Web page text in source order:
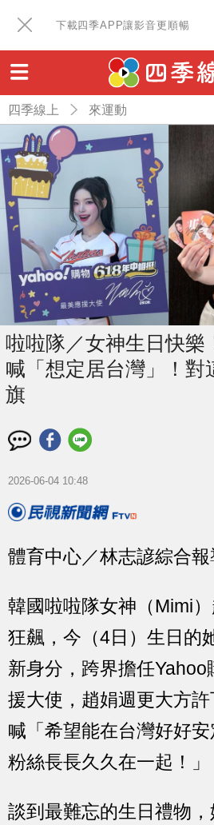
下載四季APP讓影音更順暢
四季線上 來運動
啦啦隊／女神生日快樂
喊「想定居台灣」！對
旗
2026-06-04 10:48
體育中心／林志諺綜合報
韓國啦啦隊女神（Mimi
狂飆，今（4日）生日的
新身分，跨界擔任
援大使，趙娟週更大方
喊「希望能在台灣好好
粉絲長長久久在一起！」
談到最難忘的生日禮物